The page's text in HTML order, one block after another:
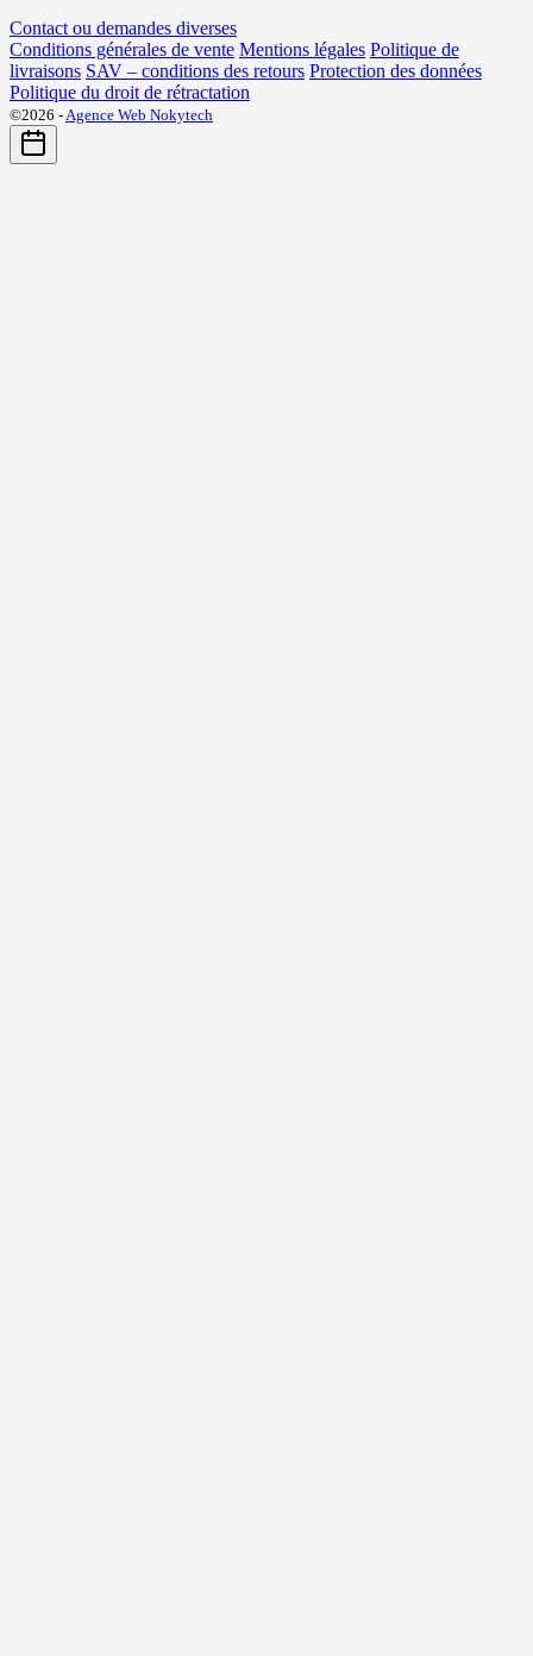
Contact ou demandes diverses
Conditions générales de vente Mentions légales Politique de
livraisons SAV – conditions des retours Protection des données
Politique du droit de rétractation
©2026 -Agence Web Nokytech